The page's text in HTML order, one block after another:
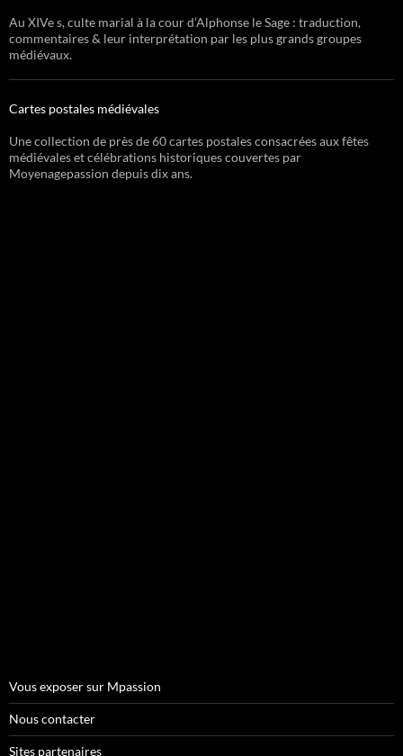
Au XIVe s, culte marial à la cour d’Alphonse le Sage : traduction,
commentaires & leur interprétation par les plus grands groupes
médiévaux.
Cartes postales médiévales
Une collection de près de 60 cartes postales consacrées aux fêtes
médiévales et célébrations historiques couvertes par
Moyenagepassion depuis dix ans.
Vous exposer sur Mpassion
Nous contacter
Sites partenaires